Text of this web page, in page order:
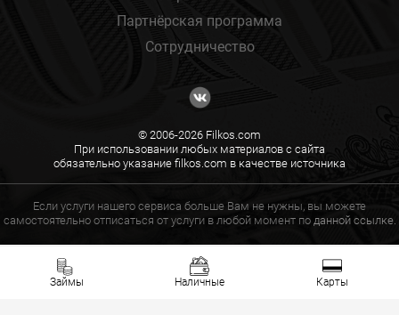
Займы Наличные Карты
Партнёрская программа
Сотрудничество
© 2006-2026 Filkos.com
При использовании любых материалов с сайта
обязательно указание filkos.com в качестве источника
Если услуги нашего сервиса больше Вам не нужны, вы можете
самостоятельно отписаться от услуги в любой момент по данной ссылке.